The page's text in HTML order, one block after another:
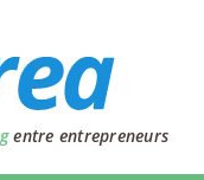
entre entrepreneurs